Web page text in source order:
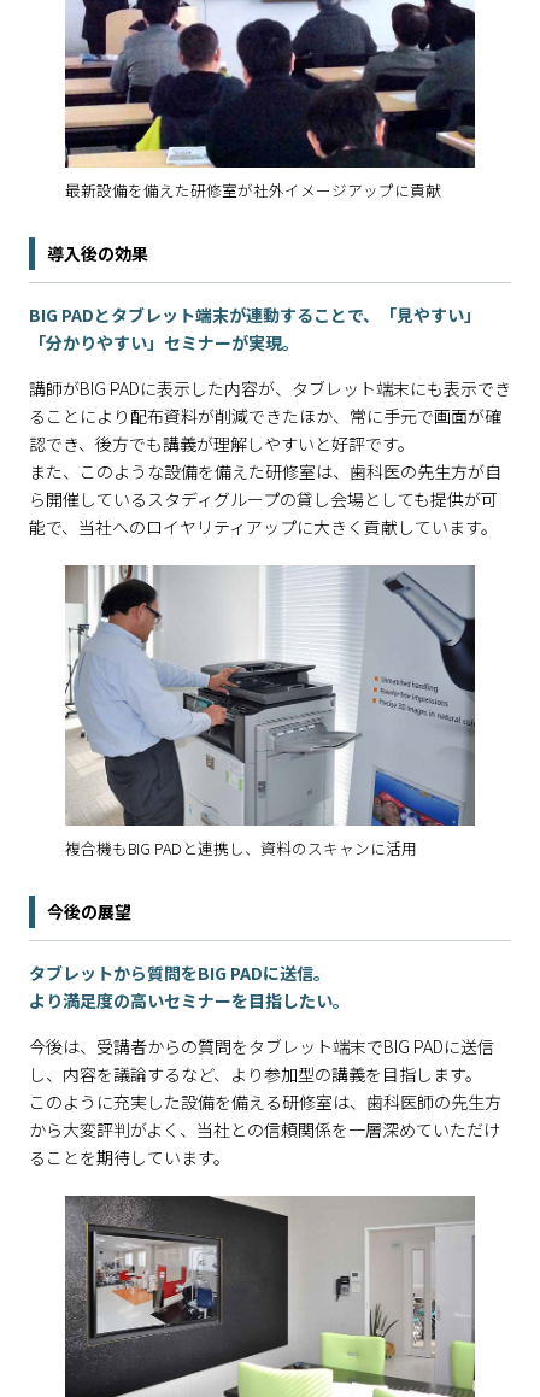
最新設備を備えた研修室が社外イメージアップに貢献
導入後の効果
BIG PADとタブレット端末が連動することで、「見やすい」
「分かりやすい」セミナーが実現。
講師がBIG PADに表示した内容が、タブレット端末にも表示でき
ることにより配布資料が削減できたほか、常に手元で画面が確
認でき、後方でも講義が理解しやすいと好評です。
また、このような設備を備えた研修室は、歯科医の先生方が自
ら開催しているスタディグループの貸し会場としても提供が可
能で、当社へのロイヤリティアップに大きく貢献しています。
複合機もBIG PADと連携し、資料のスキャンに活用
今後の展望
タブレットから質問をBIG PADに送信。
より満足度の高いセミナーを目指したい。
今後は、受講者からの質問をタブレット端末でBIG PADに送信
し、内容を議論するなど、より参加型の講義を目指します。
このように充実した設備を備える研修室は、歯科医師の先生方
から大変評判がよく、当社との信頼関係を一層深めていただけ
ることを期待しています。